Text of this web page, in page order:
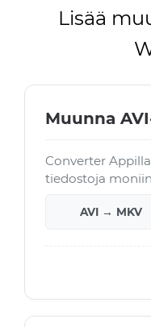
Lisää
Muunna
Converter
tiedostoja
AVI → MKV